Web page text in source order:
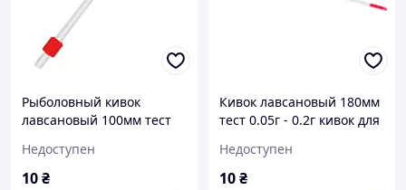
Рыболовный кивок
лавсановый 100мм тест
зимней рыбалки
Недоступен
10₴
Кивок лавсановый 180мм
тест 0.05г - 0.2г кивок для
Недоступен
10₴